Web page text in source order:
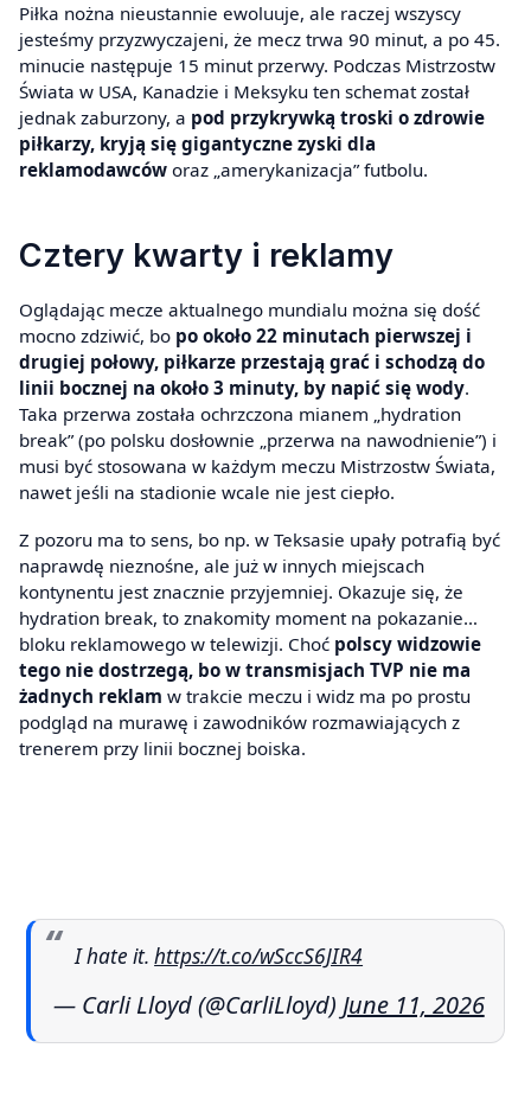
Piłka nożna nieustannie ewoluuje, ale raczej wszyscy
jesteśmy przyzwyczajeni, że mecz trwa 90 minut, a po 45.
minucie następuje 15 minut przerwy. Podczas Mistrzostw
Świata w USA, Kanadzie i Meksyku ten schemat został
jednak zaburzony, a pod przykrywką troski o zdrowie
piłkarzy, kryją się gigantyczne zyski dla
reklamodawców oraz „amerykanizacja” futbolu.
Cztery kwarty i reklamy
Oglądając mecze aktualnego mundialu można się dość
mocno zdziwić, bo po około 22 minutach pierwszej i
drugiej połowy, piłkarze przestają grać i schodzą do
linii bocznej na około 3 minuty, by napić się wody.
Taka przerwa została ochrzczona mianem „hydration
break” (po polsku dosłownie „przerwa na nawodnienie”) i
musi być stosowana w każdym meczu Mistrzostw Świata,
nawet jeśli na stadionie wcale nie jest ciepło.
Z pozoru ma to sens, bo np. w Teksasie upały potrafią być
naprawdę nieznośne, ale już w innych miejscach
kontynentu jest znacznie przyjemniej. Okazuje się, że
hydration break, to znakomity moment na pokazanie…
bloku reklamowego w telewizji. Choć polscy widzowie
tego nie dostrzegą, bo w transmisjach TVP nie ma
żadnych reklam w trakcie meczu i widz ma po prostu
podgląd na murawę i zawodników rozmawiających z
trenerem przy linii bocznej boiska.
I hate it.https://t.co/wSccS6JIR4
— Carli Lloyd (@CarliLloyd) June 11, 2026